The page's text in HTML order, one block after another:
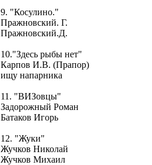
9. "Косулино."
Пражновский. Г.
Пражновский.Д.
10."Здесь рыбы нет"
Карпов И.В. (Прапор)
ищу напарника
11. "ВИЗовцы"
Задорожный Роман
Батаков Игорь
12. "Жуки"
Жучков Николай
Жучков Михаил